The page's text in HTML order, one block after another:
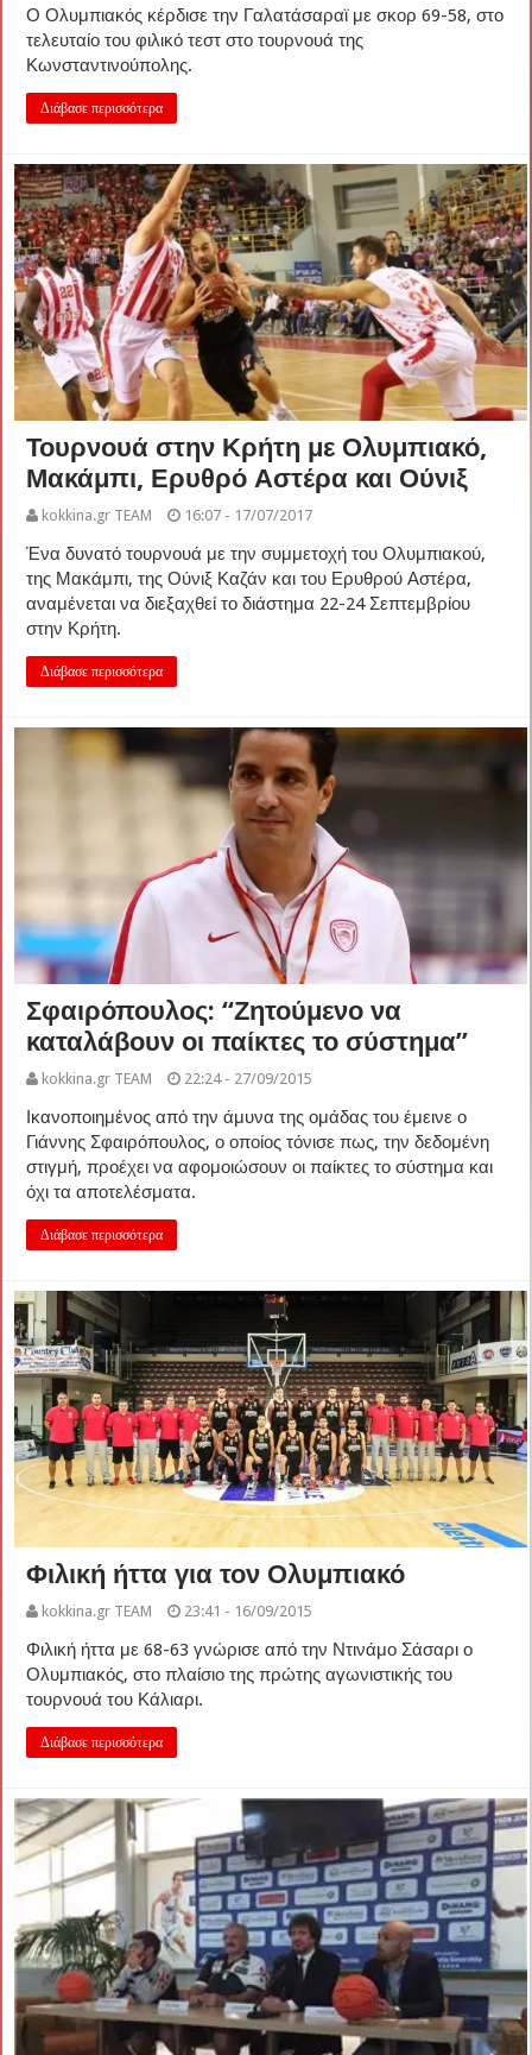
Ο Ολυμπιακός κέρδισε την Γαλατάσαραϊ με σκορ 69-58, στο
τελευταίο του φιλικό τεστ στο τουρνουά της
Κωνσταντινούπολης.
Διάβασε περισσότερα
Τουρνουά στην Κρήτη με Ολυμπιακό,
Μακάμπι, Ερυθρό Αστέρα και Ούνιξ
kokkina.gr TEAM 16:07 - 17/07/2017
Ένα δυνατό τουρνουά με την συμμετοχή του Ολυμπιακού,
της Μακάμπι, της Ούνιξ Καζάν και του Ερυθρού Αστέρα,
αναμένεται να διεξαχθεί το διάστημα 22-24 Σεπτεμβρίου
στην Κρήτη.
Διάβασε περισσότερα
Σφαιρόπουλος: “Ζητούμενο να
καταλάβουν οι παίκτες το σύστημα”
kokkina.gr TEAM 22:24 - 27/09/2015
Ικανοποιημένος από την άμυνα της ομάδας του έμεινε ο
Γιάννης Σφαιρόπουλος, ο οποίος τόνισε πως, την δεδομένη
στιγμή, προέχει να αφομοιώσουν οι παίκτες το σύστημα και
όχι τα αποτελέσματα.
Διάβασε περισσότερα
Φιλική ήττα για τον Ολυμπιακό
kokkina.gr TEAM 23:41 - 16/09/2015
Φιλική ήττα με 68-63 γνώρισε από την Ντινάμο Σάσαρι ο
Ολυμπιακός, στο πλαίσιο της πρώτης αγωνιστικής του
τουρνουά του Κάλιαρι.
Διάβασε περισσότερα